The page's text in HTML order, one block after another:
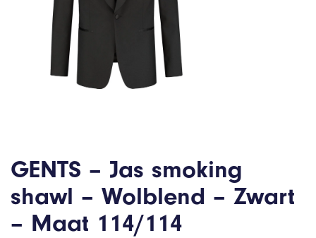
GENTS – Jas smoking
shawl – Wolblend – Zwart
– Maat 114/114